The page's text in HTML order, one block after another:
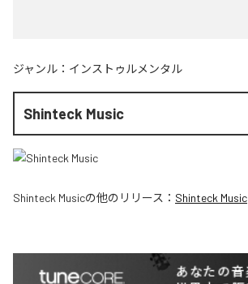
ジャンル： インストゥルメンタル
Shinteck Music
Shinteck Musicの他のリリース： Shinteck Music